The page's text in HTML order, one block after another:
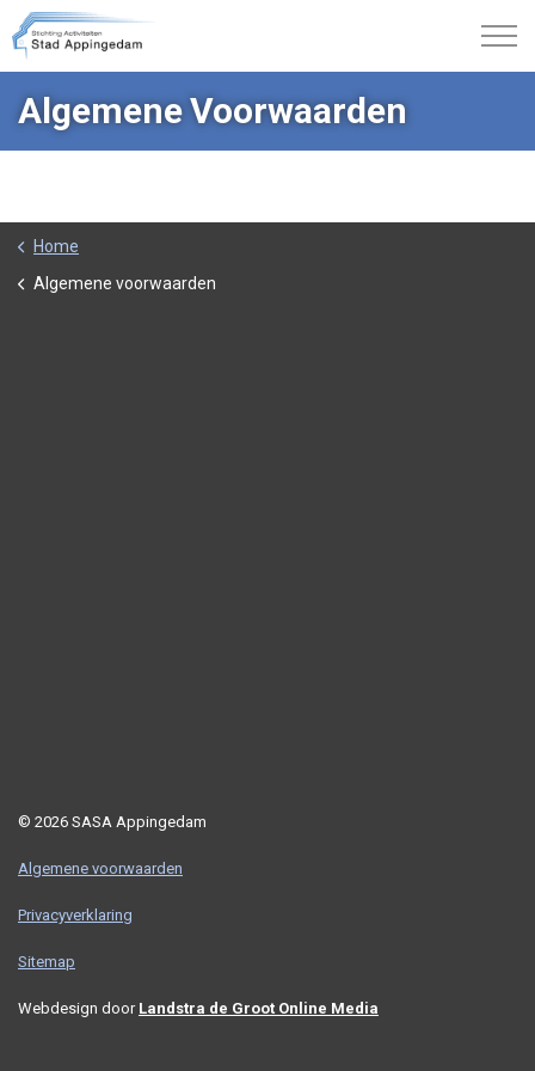
Algemene Voorwaarden
Home
Algemene voorwaarden
© 2026 SASA Appingedam
Algemene voorwaarden
Privacyverklaring
Sitemap
Webdesign door Landstra de Groot Online Media